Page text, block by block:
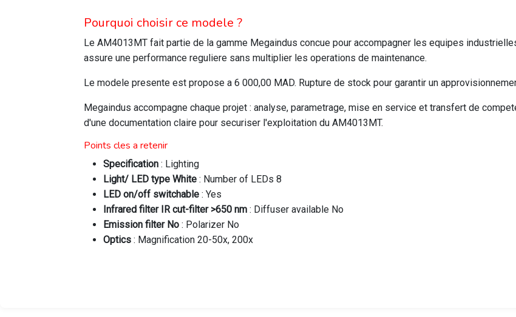
Pourquoi choisir ce modele ?
Le AM4013MT fait partie de la gamme Megaindus concue pour accompagner les equipes
assure une performance reguliere sans multiplier les operations de maintenance.
Le modele presente est propose a 6 000,00 MAD. Rupture de stock pour garantir un
Megaindus accompagne chaque projet : analyse, parametrage, mise en service et transfert de
d'une documentation claire pour securiser l'exploitation du AM4013MT.
Points cles a retenir
Specification : Lighting
Light/ LED type White : Number of LEDs 8
LED on/off switchable : Yes
Infrared filter IR cut-filter >650 nm : Diffuser available No
Emission filter No : Polarizer No
Optics : Magnification 20-50x, 200x